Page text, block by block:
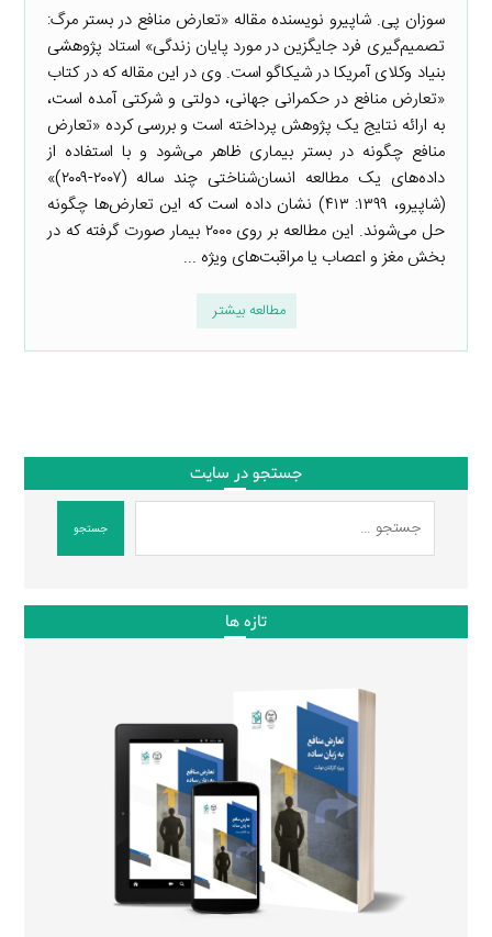
سوزان پی. شاپیرو نویسنده مقاله «تعارض منافع در بستر مرگ:
تصمیم‌گیری فرد جایگزین در مورد پایان زندگی» استاد پژوهشی
بنیاد وکلای آمریکا در شیکاگو است. وی در این مقاله که در کتاب
«تعارض منافع در حکمرانی جهانی، دولتی و شرکتی آمده است،
به ارائه نتایج یک پژوهش پرداخته است و بررسی کرده «تعارض
منافع چگونه در بستر بیماری ظاهر می‌شود و با استفاده از
داده‌های یک مطالعه انسان‌شناختی چند ساله (۲۰۰۷-۲۰۰۹)»
(شاپیرو، ۱۳۹۹: ۴۱۳) نشان داده است که این تعارض‌ها چگونه
حل می‌شوند. این مطالعه بر روی ۲۰۰۰ بیمار صورت گرفته که در
بخش مغز و اعصاب یا مراقبت‌های ویژه ...
مطالعه بیشتر
جستجو در سایت
جستجو
تازه ها